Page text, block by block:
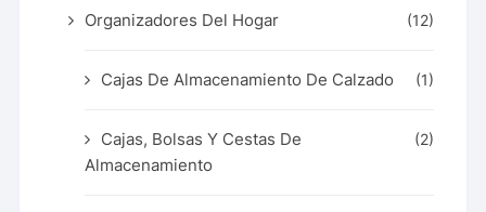
Organizadores Del Hogar (12)
Cajas De Almacenamiento De Calzado (1)
Cajas, Bolsas Y Cestas De
Almacenamiento
(2)